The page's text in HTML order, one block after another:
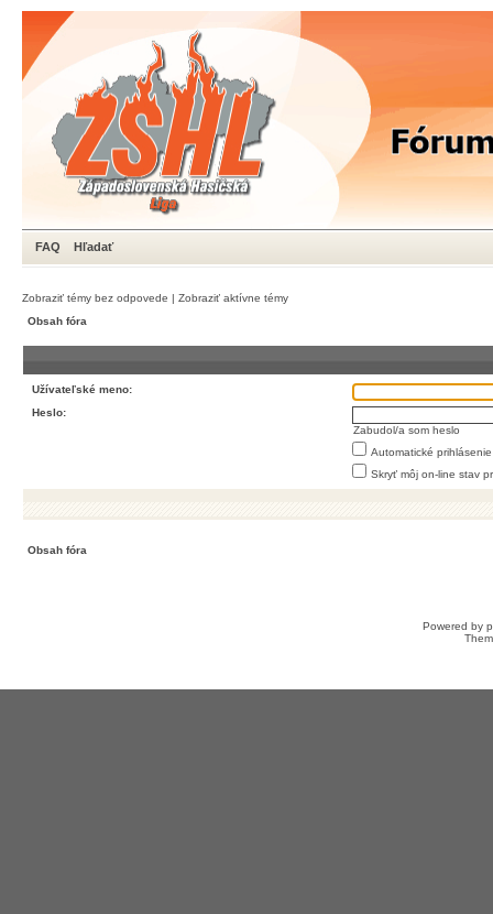
FAQ Hľadať
Zobraziť témy bez odpovede | Zobraziť aktívne témy
Obsah fóra
Užívateľské meno:
Heslo:
Zabudol/a som heslo
Automatické
Skryť môj on-line stav
Obsah fóra
Powered by